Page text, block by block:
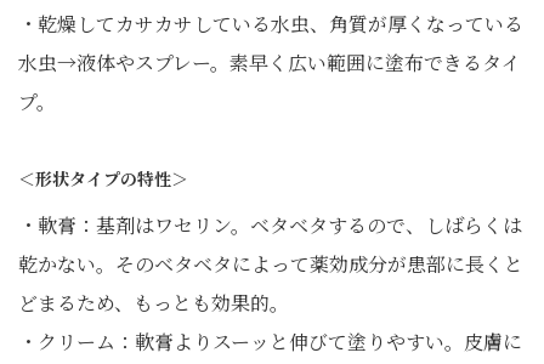
・乾燥してカサカサしている水虫、角質が厚くなっている
水虫→液体やスプレー。素早く広い範囲に塗布できるタイ
プ。
＜形状タイプの特性＞
・軟膏：基剤はワセリン。ベタベタするので、しばらくは
乾かない。そのベタベタによって薬効成分が患部に長くと
どまるため、もっとも効果的。
・クリーム：軟膏よりスーッと伸びて塗りやすい。皮膚に